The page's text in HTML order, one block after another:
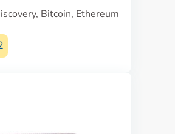
Bitcoin, Ethereum